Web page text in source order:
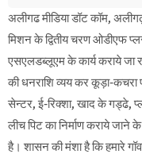
अलीगढ मीडिया डॉट कॉम,
मिशन के द्वितीय चरण ओडीएफ
एसएलडब्लूएम के कार्य कराये जा
की धनराशि व्यय कर कूड़ा-
सेन्टर, ई-रिक्शा, खाद के गड्ढे,
लीच पिट का निर्माण कराये जाने
है। शासन की मंशा है कि हमारे